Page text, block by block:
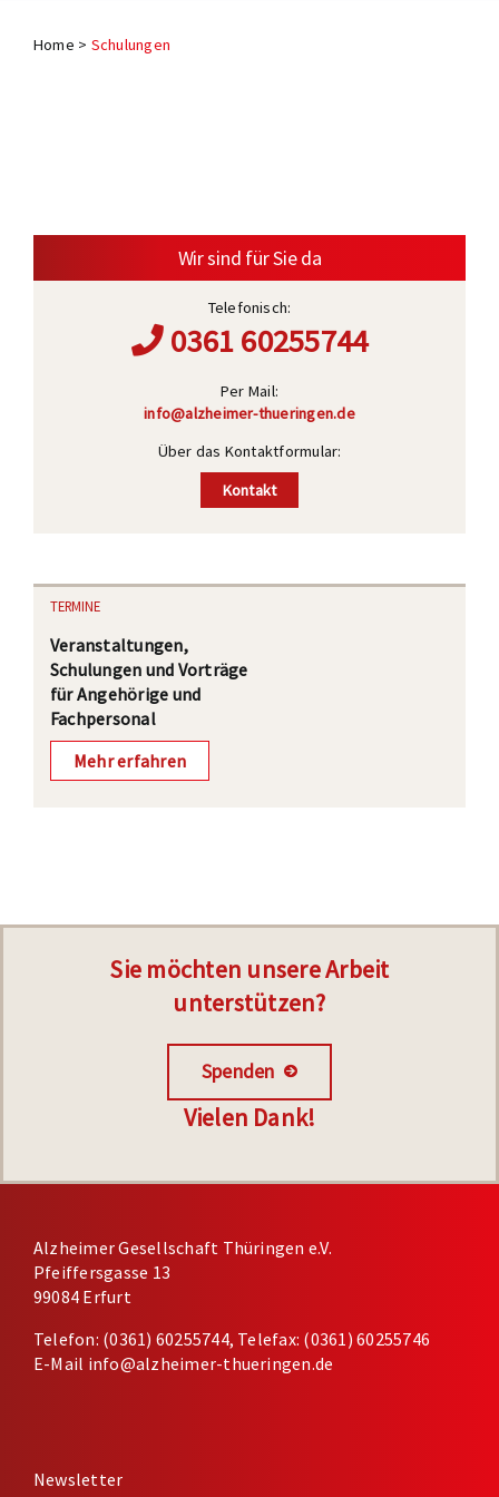
Termine
Home > Schulungen
Wir sind für Sie da
Telefonisch:
0361 60255744
Per Mail:
info@alzheimer-thueringen.de
Über das Kontaktformular:
Kontakt
TERMINE
Veranstaltungen,
Schulungen und Vorträge
für Angehörige und
Fachpersonal
Mehr erfahren
Sie möchten unsere Arbeit
unterstützen?
Spenden
Vielen Dank!
Alzheimer Gesellschaft Thüringen e.V.
Pfeiffersgasse 13
99084 Erfurt
Telefon: (0361) 60255744, Telefax: (0361) 60255746
E-Mail info@alzheimer-thueringen.de
Newsletter